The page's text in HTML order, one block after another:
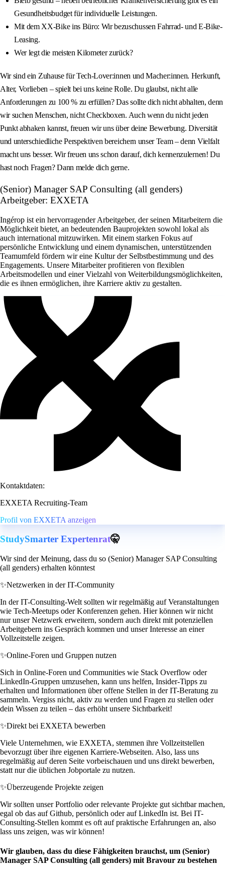
Gesundheitsbudget für individuelle Leistungen.
Mit dem XX-Bike ins Büro: Wir bezuschussen Fahrrad- und E-Bike-
Leasing.
Wer legt die meisten Kilometer zurück?
Wir sind ein Zuhause für Tech-Lover:innen und Macher:innen. Herkunft,
Alter, Vorlieben – spielt bei uns keine Rolle. Du glaubst, nicht alle
Anforderungen zu 100 % zu erfüllen? Das sollte dich nicht abhalten, denn
wir suchen Menschen, nicht Checkboxen. Auch wenn du nicht jeden
Punkt abhaken kannst, freuen wir uns über deine Bewerbung. Diversität
und unterschiedliche Perspektiven bereichern unser Team – denn Vielfalt
macht uns besser. Wir freuen uns schon darauf, dich kennenzulernen! Du
hast noch Fragen? Dann melde dich gerne.
(Senior) Manager SAP Consulting (all genders)
Arbeitgeber: EXXETA
Ingérop ist ein hervorragender Arbeitgeber, der seinen Mitarbeitern die
Möglichkeit bietet, an bedeutenden Bauprojekten sowohl lokal als
auch international mitzuwirken. Mit einem starken Fokus auf
persönliche Entwicklung und einem dynamischen, unterstützenden
Teamumfeld fördern wir eine Kultur der Selbstbestimmung und des
Engagements. Unsere Mitarbeiter profitieren von flexiblen
Arbeitsmodellen und einer Vielzahl von Weiterbildungsmöglichkeiten,
die es ihnen ermöglichen, ihre Karriere aktiv zu gestalten.
Kontaktdaten:
EXXETA Recruiting-Team
Profil von EXXETA anzeigen
StudySmarter Expertenrat🤫
Wir sind der Meinung, dass du so (Senior) Manager SAP Consulting
(all genders) erhalten könntest
✨Netzwerken in der IT-Community
In der IT-Consulting-Welt sollten wir regelmäßig auf Veranstaltungen
wie Tech-Meetups oder Konferenzen gehen. Hier können wir nicht
nur unser Netzwerk erweitern, sondern auch direkt mit potenziellen
Arbeitgebern ins Gespräch kommen und unser Interesse an einer
Vollzeitstelle zeigen.
✨Online-Foren und Gruppen nutzen
Sich in Online-Foren und Communities wie Stack Overflow oder
LinkedIn-Gruppen umzusehen, kann uns helfen, Insider-Tipps zu
erhalten und Informationen über offene Stellen in der IT-Beratung zu
sammeln. Vergiss nicht, aktiv zu werden und Fragen zu stellen oder
dein Wissen zu teilen – das erhöht unsere Sichtbarkeit!
✨Direkt bei EXXETA bewerben
Viele Unternehmen, wie EXXETA, stemmen ihre Vollzeitstellen
bevorzugt über ihre eigenen Karriere-Webseiten. Also, lass uns
regelmäßig auf deren Seite vorbeischauen und uns direkt bewerben,
statt nur die üblichen Jobportale zu nutzen.
✨Überzeugende Projekte zeigen
Wir sollten unser Portfolio oder relevante Projekte gut sichtbar machen,
egal ob das auf Github, persönlich oder auf LinkedIn ist. Bei IT-
Consulting-Stellen kommt es oft auf praktische Erfahrungen an, also
lass uns zeigen, was wir können!
Wir glauben, dass du diese Fähigkeiten brauchst, um (Senior)
Manager SAP Consulting (all genders) mit Bravour zu bestehen